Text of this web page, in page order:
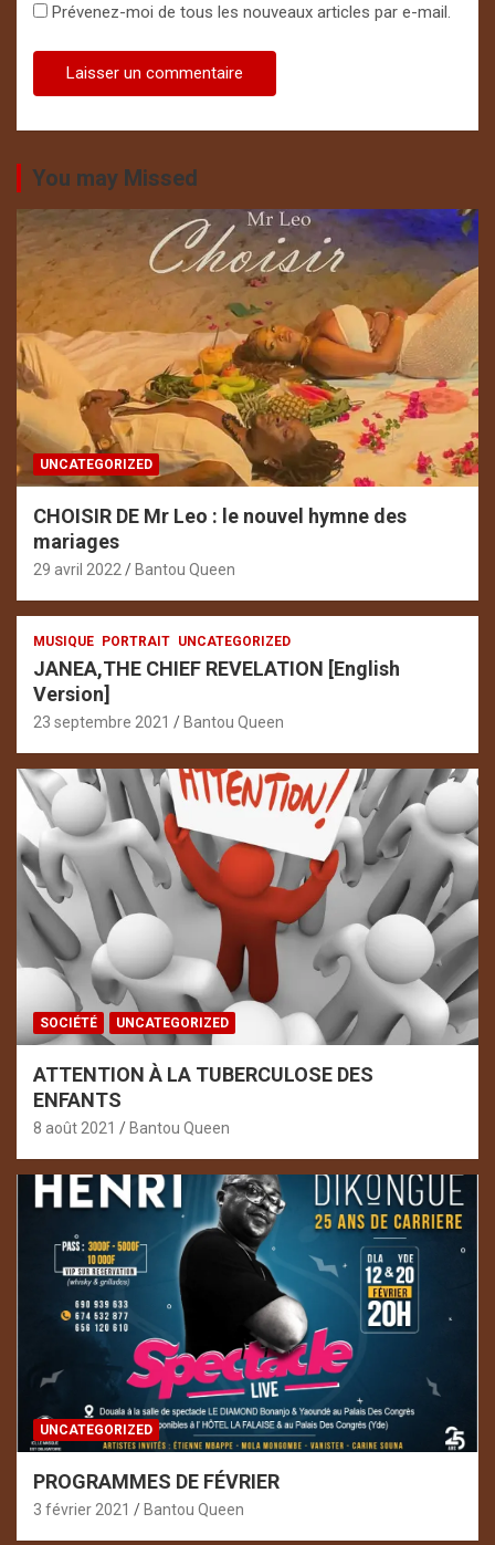
Prévenez-moi de tous les nouveaux articles par e-mail.
You may Missed
UNCATEGORIZED
CHOISIR DE Mr Leo : le nouvel hymne des
mariages
29 avril 2022 Bantou Queen
MUSIQUE PORTRAIT UNCATEGORIZED
JANEA,THE CHIEF REVELATION [English
Version]
23 septembre 2021 Bantou Queen
SOCIÉTÉ UNCATEGORIZED
ATTENTION À LA TUBERCULOSE DES
ENFANTS
8 août 2021 Bantou Queen
UNCATEGORIZED
PROGRAMMES DE FÉVRIER
3 février 2021 Bantou Queen